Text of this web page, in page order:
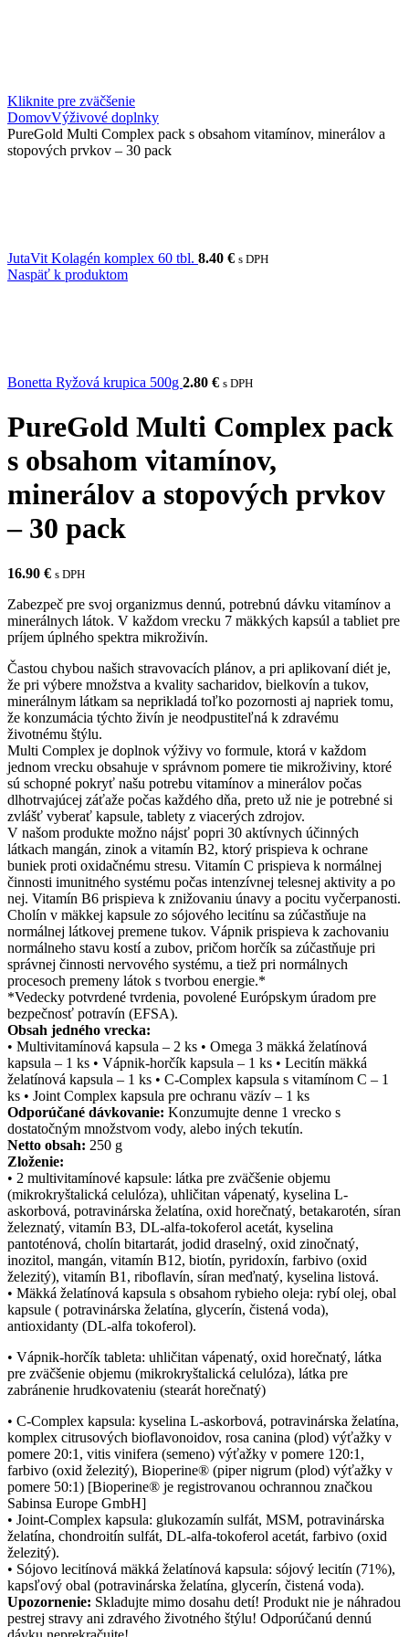
Kliknite pre zväčšenie
DomovVýživové doplnky
PureGold Multi Complex pack s obsahom vitamínov, minerálov a
stopových prvkov – 30 pack
JutaVit Kolagén komplex 60 tbl. 8.40 € s DPH
Naspäť k produktom
Bonetta Ryžová krupica 500g 2.80 € s DPH
PureGold Multi Complex pack
s obsahom vitamínov,
minerálov a stopových prvkov
– 30 pack
16.90 € s DPH
Zabezpeč pre svoj organizmus dennú, potrebnú dávku vitamínov a
minerálnych látok. V každom vrecku 7 mäkkých kapsúl a tabliet pre
príjem úplného spektra mikroživín.
Častou chybou našich stravovacích plánov, a pri aplikovaní diét je,
že pri výbere množstva a kvality sacharidov, bielkovín a tukov,
minerálnym látkam sa neprikladá toľko pozornosti aj napriek tomu,
že konzumácia týchto živín je neodpustiteľná k zdravému
životnému štýlu.
Multi Complex je doplnok výživy vo formule, ktorá v každom
jednom vrecku obsahuje v správnom pomere tie mikroživiny, ktoré
sú schopné pokryť našu potrebu vitamínov a minerálov počas
dlhotrvajúcej záťaže počas každého dňa, preto už nie je potrebné si
zvlášť vyberať kapsule, tablety z viacerých zdrojov.
V našom produkte možno nájsť popri 30 aktívnych účinných
látkach mangán, zinok a vitamín B2, ktorý prispieva k ochrane
buniek proti oxidačnému stresu. Vitamín C prispieva k normálnej
činnosti imunitného systému počas intenzívnej telesnej aktivity a po
nej. Vitamín B6 prispieva k znižovaniu únavy a pocitu vyčerpanosti.
Cholín v mäkkej kapsule zo sójového lecitínu sa zúčastňuje na
normálnej látkovej premene tukov. Vápnik prispieva k zachovaniu
normálneho stavu kostí a zubov, pričom horčík sa zúčastňuje pri
správnej činnosti nervového systému, a tiež pri normálnych
procesoch premeny látok s tvorbou energie.*
*Vedecky potvrdené tvrdenia, povolené Európskym úradom pre
bezpečnosť potravín (EFSA).
Obsah jedného vrecka:
• Multivitamínová kapsula – 2 ks • Omega 3 mäkká želatínová
kapsula – 1 ks • Vápnik-horčík kapsula – 1 ks • Lecitín mäkká
želatínová kapsula – 1 ks • C-Complex kapsula s vitamínom C – 1
ks • Joint Complex kapsula pre ochranu väzív – 1 ks
Odporúčané dávkovanie: Konzumujte denne 1 vrecko s
dostatočným množstvom vody, alebo iných tekutín.
Netto obsah: 250 g
Zloženie:
• 2 multivitamínové kapsule: látka pre zväčšenie objemu
(mikrokryštalická celulóza), uhličitan vápenatý, kyselina L-
askorbová, potravinárska želatína, oxid horečnatý, betakarotén, síran
železnatý, vitamín B3, DL-alfa-tokoferol acetát, kyselina
pantoténová, cholín bitartarát, jodid draselný, oxid zinočnatý,
inozitol, mangán, vitamín B12, biotín, pyridoxín, farbivo (oxid
železitý), vitamín B1, riboflavín, síran meďnatý, kyselina listová.
• Mäkká želatínová kapsula s obsahom rybieho oleja: rybí olej, obal
kapsule ( potravinárska želatína, glycerín, čistená voda),
antioxidanty (DL-alfa tokoferol).
• Vápnik-horčík tableta: uhličitan vápenatý, oxid horečnatý, látka
pre zväčšenie objemu (mikrokryštalická celulóza), látka pre
zabránenie hrudkovateniu (stearát horečnatý)
• C-Complex kapsula: kyselina L-askorbová, potravinárska želatína,
komplex citrusových bioflavonoidov, rosa canina (plod) výťažky v
pomere 20:1, vitis vinifera (semeno) výťažky v pomere 120:1,
farbivo (oxid železitý), Bioperine® (piper nigrum (plod) výťažky v
pomere 50:1) [Bioperine® je registrovanou ochrannou značkou
Sabinsa Europe GmbH]
• Joint-Complex kapsula: glukozamín sulfát, MSM, potravinárska
želatína, chondroitín sulfát, DL-alfa-tokoferol acetát, farbivo (oxid
železitý).
• Sójovo lecitínová mäkká želatínová kapsula: sójový lecitín (71%),
kapsľový obal (potravinárska želatína, glycerín, čistená voda).
Upozornenie: Skladujte mimo dosahu detí! Produkt nie je náhradou
pestrej stravy ani zdravého životného štýlu! Odporúčanú dennú